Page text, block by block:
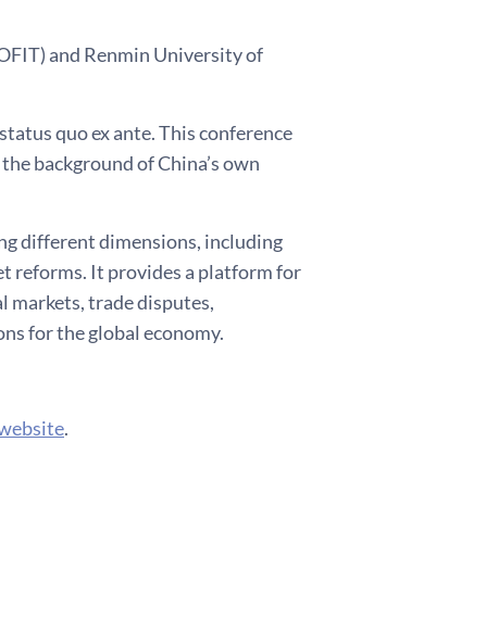
and Renmin University of
quo ex ante. This conference
background of China’s own
different dimensions, including
reforms. It provides a platform for
markets, trade disputes,
for the global economy.
.